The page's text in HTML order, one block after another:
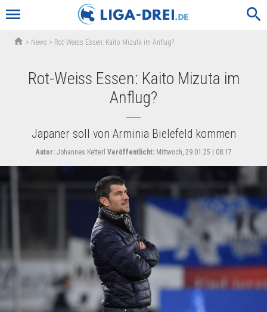
menu search
home > News > Rot-Weiss Essen: Kaito Mizuta im Anflug?
Rot-Weiss Essen: Kaito Mizuta im
Anflug?
Japaner soll von Arminia Bielefeld kommen
Autor:Johannes Ketterl Veröffentlicht:Mittwoch, 29.01.25 | 08:17